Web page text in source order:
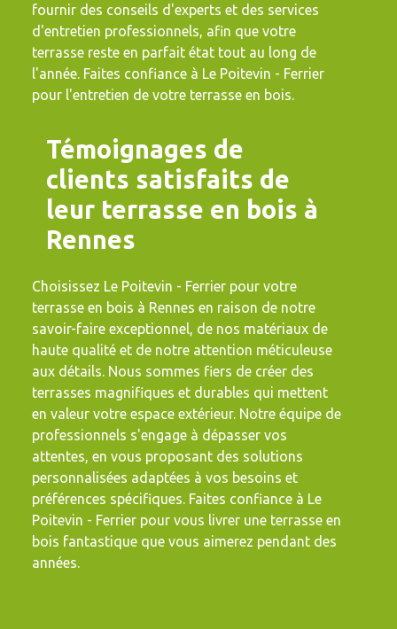
fournir des conseils d'experts et des services
d'entretien professionnels, afin que votre
terrasse reste en parfait état tout au long de
l'année. Faites confiance à Le Poitevin - Ferrier
pour l'entretien de votre terrasse en bois.
Témoignages de
clients satisfaits de
leur terrasse en bois à
Rennes
Choisissez Le Poitevin - Ferrier pour votre
terrasse en bois à Rennes en raison de notre
savoir-faire exceptionnel, de nos matériaux de
haute qualité et de notre attention méticuleuse
aux détails. Nous sommes fiers de créer des
terrasses magnifiques et durables qui mettent
en valeur votre espace extérieur. Notre équipe de
professionnels s'engage à dépasser vos
attentes, en vous proposant des solutions
personnalisées adaptées à vos besoins et
préférences spécifiques. Faites confiance à Le
Poitevin - Ferrier pour vous livrer une terrasse en
bois fantastique que vous aimerez pendant des
années.